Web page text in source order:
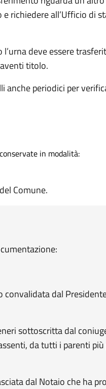
richiedere all’Ufficio di
deve essere
titolo.
anche periodici per
in modalità:
Comune.
dal
sottoscritta dal
da tutti i parenti
dal Notaio che ha